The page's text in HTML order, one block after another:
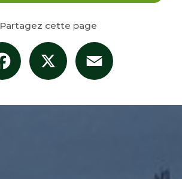
Partagez cette page
Facebook